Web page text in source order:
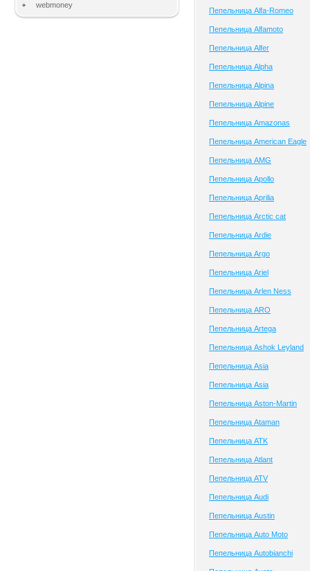
webmoney
Пепельница Alfa-Romeo
Пепельница Alfamoto
Пепельница Alfer
Пепельница Alpha
Пепельница Alpina
Пепельница Alpine
Пепельница Amazonas
Пепельница American Eagle
Пепельница AMG
Пепельница Apollo
Пепельница Aprilia
Пепельница Arctic cat
Пепельница Ardie
Пепельница Argo
Пепельница Ariel
Пепельница Arlen Ness
Пепельница ARO
Пепельница Artega
Пепельница Ashok Leyland
Пепельница Asia
Пепельница Asia
Пепельница Aston-Martin
Пепельница Ataman
Пепельница ATK
Пепельница Atlant
Пепельница ATV
Пепельница Audi
Пепельница Austin
Пепельница Auto Moto
Пепельница Autobianchi